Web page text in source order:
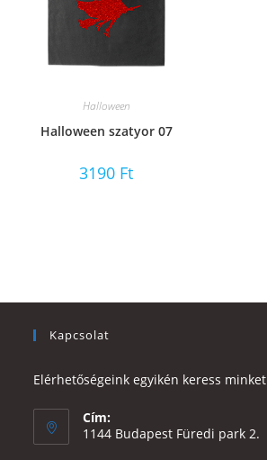
Halloween
Halloween szatyor 07
3190 Ft
Kapcsolat
Elérhetőségeink egyikén keress minket
Cím:
1144 Budapest Füredi park 2.